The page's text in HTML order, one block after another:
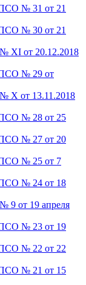
№ 31 от 21
№ 30 от 21
XI от 20.12.2018
№ 29 от
X от 13.11.2018
№ 28 от 25
№ 27 от 20
№ 25 от 7
№ 24 от 18
9 от 19 апреля
№ 23 от 19
№ 22 от 22
№ 21 от 15